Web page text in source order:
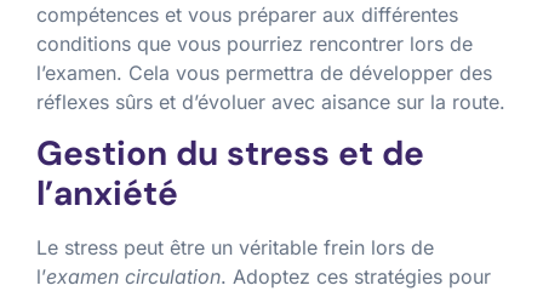
compétences et vous préparer aux différentes
conditions que vous pourriez rencontrer lors de
l’examen. Cela vous permettra de développer des
réflexes sûrs et d’évoluer avec aisance sur la route.
Gestion du stress et de
l’anxiété
Le stress peut être un véritable frein lors de
l’examen circulation. Adoptez ces stratégies pour